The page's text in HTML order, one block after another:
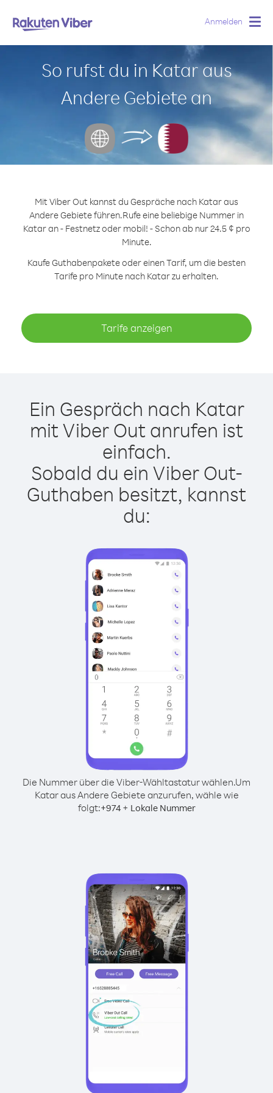
Anmelden
So rufst du in Katar aus
Andere Gebiete an
Mit Viber Out kannst du Gespräche nach Katar aus
Andere Gebiete führen.Rufe eine beliebige Nummer in
Katar an - Festnetz oder mobil! - Schon ab nur 24.5 ¢ pro
Minute.
Kaufe Guthabenpakete oder einen Tarif, um die besten
Tarife pro Minute nach Katar zu erhalten.
Tarife anzeigen
Ein Gespräch nach Katar
mit Viber Out anrufen ist
einfach.
Sobald du ein Viber Out-
Guthaben besitzt, kannst
du:
Die Nummer über die Viber-Wähltastatur wählen.Um
Katar aus Andere Gebiete anzurufen, wähle wie
folgt:+974+ Lokale Nummer